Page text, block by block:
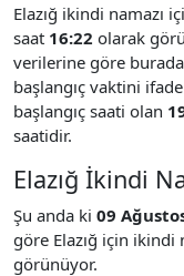
Elazığ ikindi namazı
saat 16:22 olarak
verilerine göre
başlangıç vaktini
başlangıç saati olan
saatidir.
Elazığ İkindi
Şu anda ki 09
göre Elazığ için ikindi
görünüyor.